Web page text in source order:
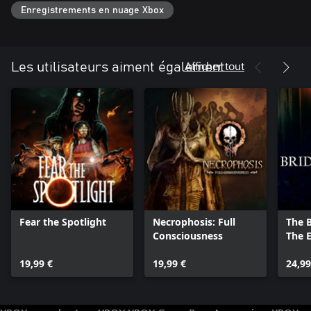
Enregistrements en nuage Xbox
Les utilisateurs aiment également
Afficher tout
Fear the Spotlight
19,99 €
Necrophosis: Full
Consciousness
19,99 €
The
The